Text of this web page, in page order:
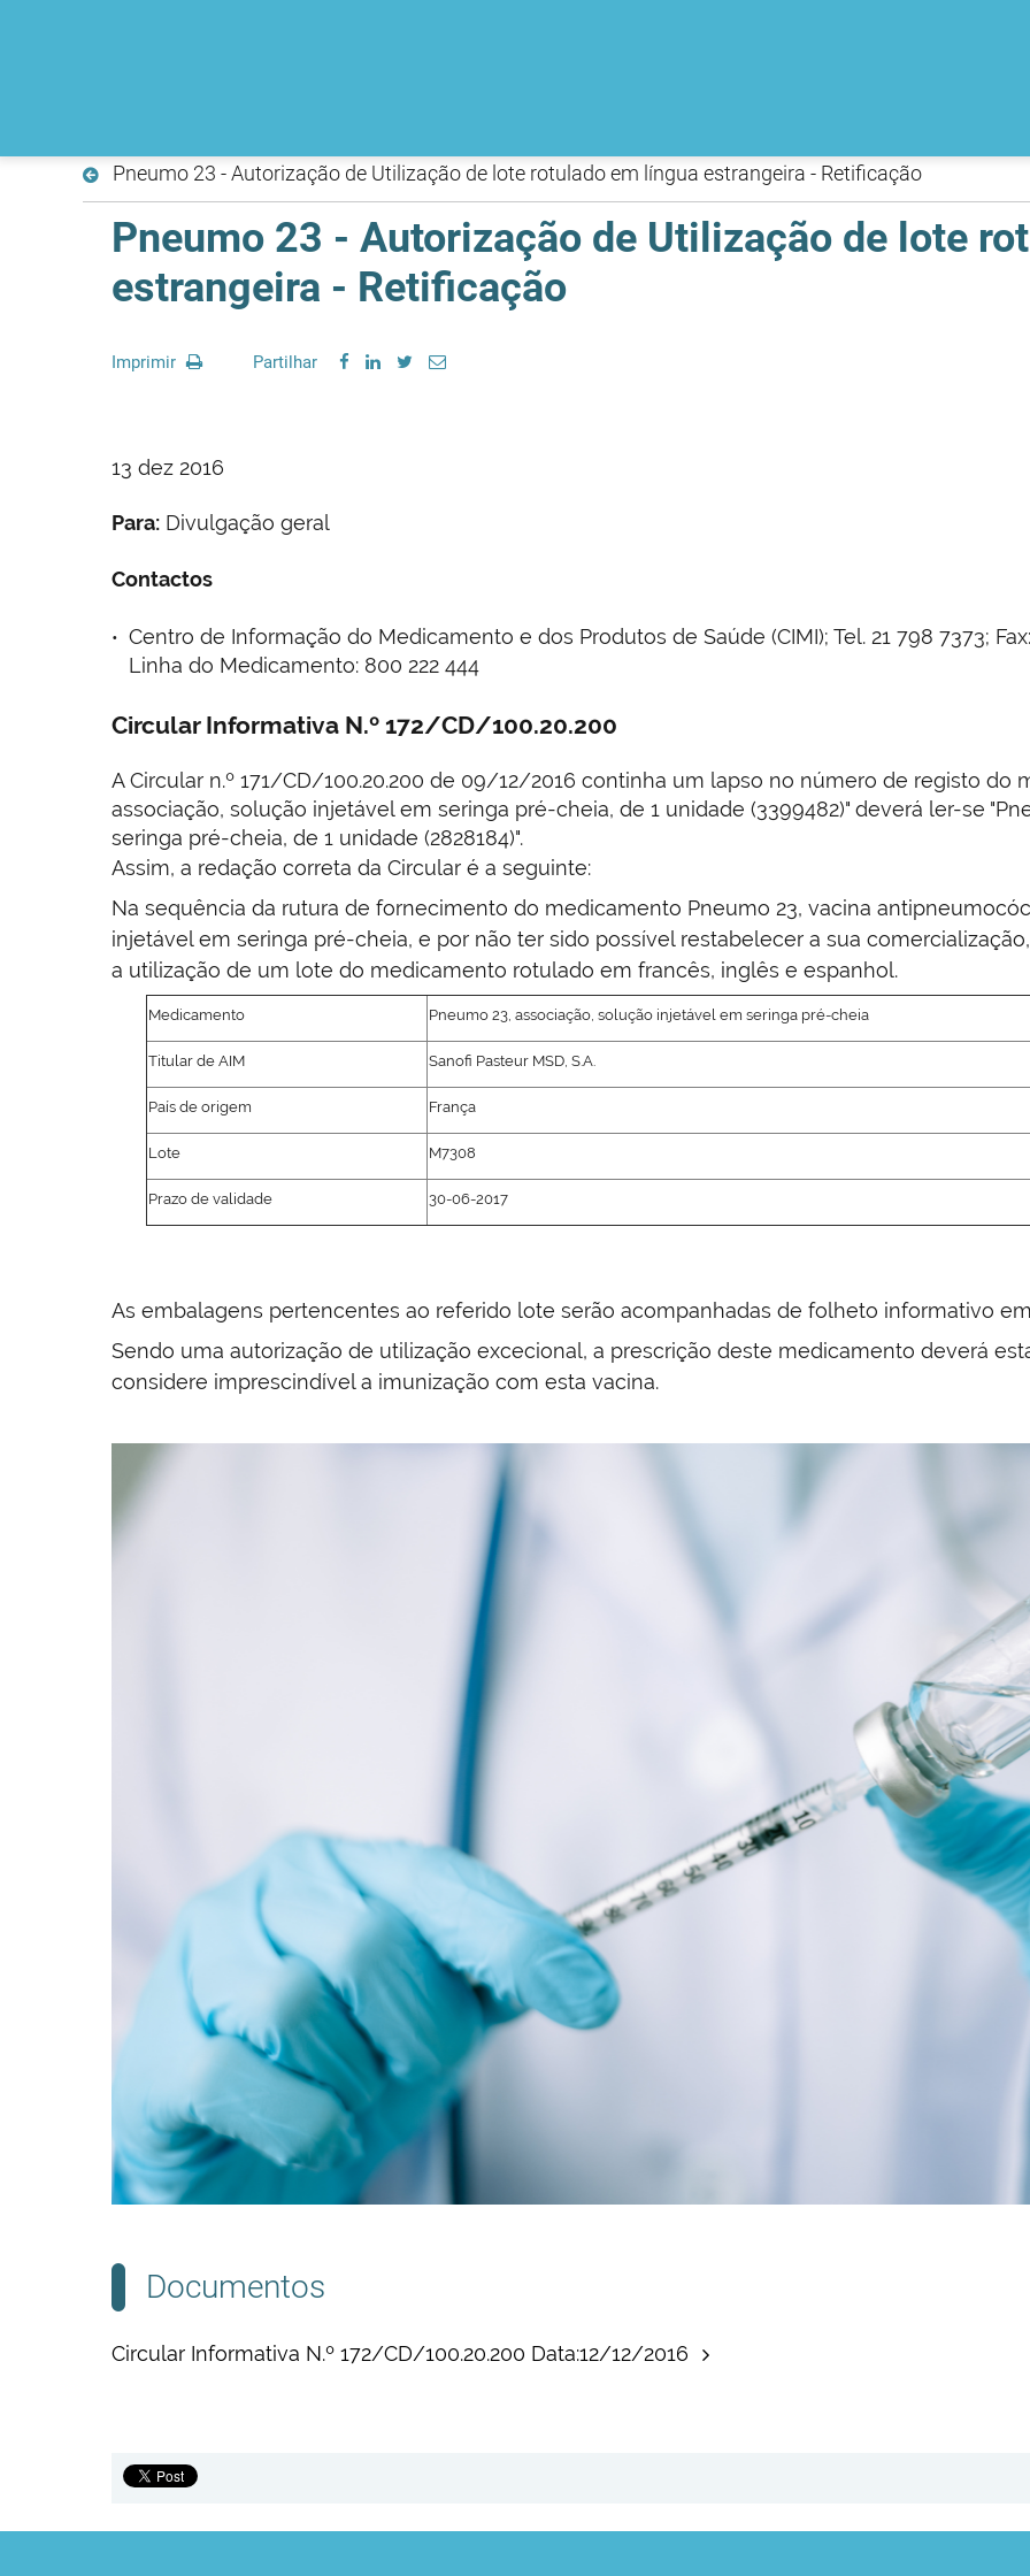
Pneumo 23 - Autorização de Utilização de lote rotulado em língua estrangeira - Retificação
Pneumo 23 - Autorização de Utilização de lote
estrangeira - Retificação
Imprimir Partilhar
13 dez 2016
Para: Divulgação geral
Contactos
Centro de Informação do Medicamento e dos Produtos de Saúde (CIMI); Tel. 21 798 7373;
Linha do Medicamento: 800 222 444
Circular Informativa N.º 172/CD/100.20.200
A Circular n.º 171/CD/100.20.200 de 09/12/2016 continha um lapso no número de registo do
associação, solução injetável em seringa pré-cheia, de 1 unidade (3399482)" deverá ler-se
seringa pré-cheia, de 1 unidade (2828184)".
Assim, a redação correta da Circular é a seguinte:
Na sequência da rutura de fornecimento do medicamento Pneumo 23, vacina
injetável em seringa pré-cheia, e por não ter sido possível restabelecer a sua
a utilização de um lote do medicamento rotulado em francês, inglês e espanhol.
Medicamento Pneumo 23, associação, solução injetável em seringa pré-cheia
Titular de AIM Sanofi Pasteur MSD, S.A.
País de origem França
Lote M7308
Prazo de validade 30-06-2017
As embalagens pertencentes ao referido lote serão acompanhadas de folheto informativo
Sendo uma autorização de utilização excecional, a prescrição deste medicamento deverá
considere imprescindível a imunização com esta vacina.
Documentos
Circular Informativa N.º 172/CD/100.20.200 Data:12/12/2016